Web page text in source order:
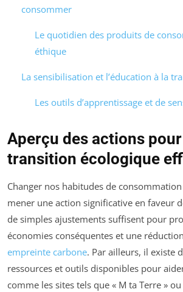
consommer
Le quotidien des produits de
éthique
La sensibilisation et l’éducation à la
Les outils d’apprentissage et de
Aperçu des actions
transition écologique
Changer nos habitudes de
mener une action significative en faveur
de simples ajustements suffisent pour
économies conséquentes et une
empreinte carbone. Par ailleurs, il existe
ressources et outils disponibles pour
comme les sites tels que « M ta Terre »